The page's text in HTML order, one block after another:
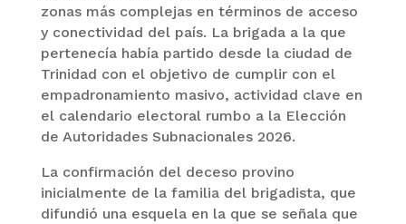
zonas más complejas en términos de acceso
y conectividad del país. La brigada a la que
pertenecía había partido desde la ciudad de
Trinidad con el objetivo de cumplir con el
empadronamiento masivo, actividad clave en
el calendario electoral rumbo a la Elección
de Autoridades Subnacionales 2026.
La confirmación del deceso provino
inicialmente de la familia del brigadista, que
difundió una esquela en la que se señala que